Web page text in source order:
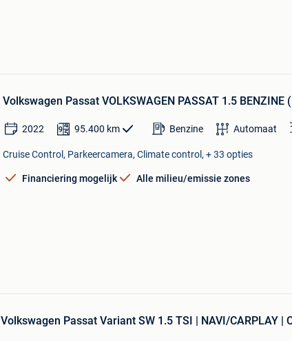
Volkswagen Passat VOLKSWAGEN PASSAT 1.5 BENZINE
2022 95.400 km Benzine Automaat
Cruise Control, Parkeercamera, Climate control, + 33 opties
Financiering mogelijk Alle milieu/emissie zones
Volkswagen Passat Variant SW 1.5 TSI | NAVI/CARPLAY |